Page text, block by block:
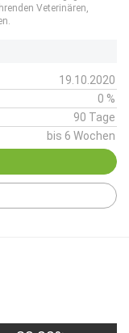
Veterinären,
19.10.2020
0 %
90 Tage
bis 6 Wochen